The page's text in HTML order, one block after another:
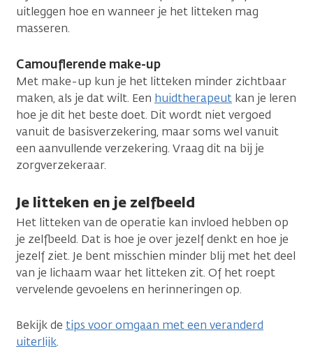
uitleggen hoe en wanneer je het litteken mag
masseren.
Camouflerende make-up
Met make-up kun je het litteken minder zichtbaar
maken, als je dat wilt. Een huidtherapeut kan je leren
hoe je dit het beste doet. Dit wordt niet vergoed
vanuit de basisverzekering, maar soms wel vanuit
een aanvullende verzekering. Vraag dit na bij je
zorgverzekeraar.
Je litteken en je zelfbeeld
Het litteken van de operatie kan invloed hebben op
je zelfbeeld. Dat is hoe je over jezelf denkt en hoe je
jezelf ziet. Je bent misschien minder blij met het deel
van je lichaam waar het litteken zit. Of het roept
vervelende gevoelens en herinneringen op.
Bekijk de tips voor omgaan met een veranderd
uiterlijk.